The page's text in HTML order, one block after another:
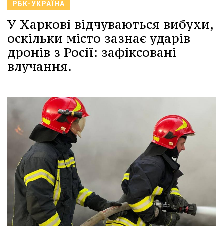
РБК-УКРАЇНА
У Харкові відчуваються вибухи,
оскільки місто зазнає ударів
дронів з Росії: зафіксовані
влучання.